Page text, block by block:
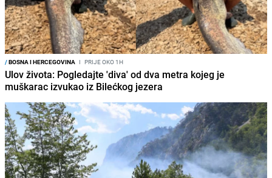
/BOSNA I HERCEGOVINA I PRIJE OKO 1H
Ulov života: Pogledajte 'diva' od dva metra kojeg je
muškarac izvukao iz Bilećkog jezera